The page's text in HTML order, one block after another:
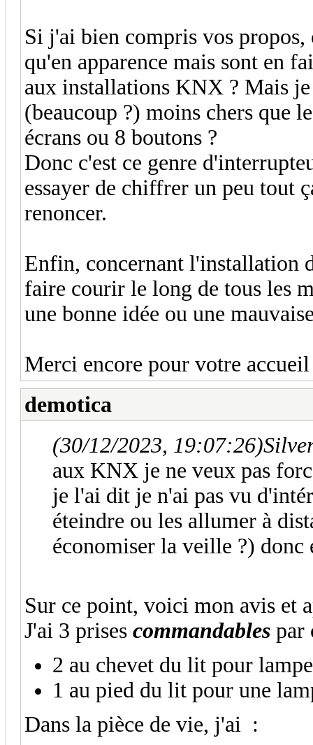
Si j'ai bien compris vos propos,
qu'en apparence mais sont en
aux installations KNX ? Mais
(beaucoup ?) moins chers que
écrans ou 8 boutons ?
Donc c'est ce genre
essayer de chiffrer un peu tout
renoncer.
Enfin, concernant l'installation
faire courir le long de tous les
une bonne idée ou une
Merci encore pour votre
demotica
(30/12/2023, 19:07:26)
aux KNX je ne veux pas
je l'ai dit je n'ai pas vu
éteindre ou les allumer à
économiser la veille ?) donc
Sur ce point, voici mon avis et
J'ai 3 prises commandables par
2 au chevet du lit pour
1 au pied du lit pour une
Dans la pièce de vie, j'ai :